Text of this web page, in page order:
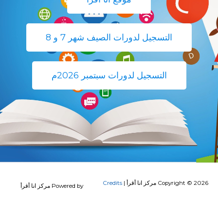
التسجيل لدورات الصيف شهر 7 و 8
التسجيل لدورات سبتمبر 2026م
Copyright © 2026 مركز انا أقرأ |
Credits
Powered by مركز انا أقرأ